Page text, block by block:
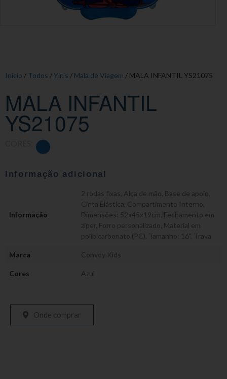
Início / Todos /Yin's / Mala de Viagem / MALA INFANTIL YS21075
MALA INFANTIL
YS21075
Informação adicional
Informação
2 rodas fixas Alça de mão Base de apoio
Cinta Elástica Compartimento Interno
Dimensões: 52x45x19cm Fechamento em
zíper Forro personalizado Material em
polibicarbonato (PC) Tamanho: 16", Trava
Marca Convoy Kids
Cores Azul
Onde comprar